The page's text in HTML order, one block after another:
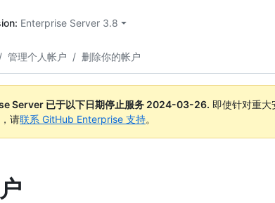
Enterprise Server 3.8
/ 管理个人帐户 / 删除你的帐户
Server 已于以下日期停止服务 2024-03-26. 即使针对重
请联系 GitHub Enterprise 支持。